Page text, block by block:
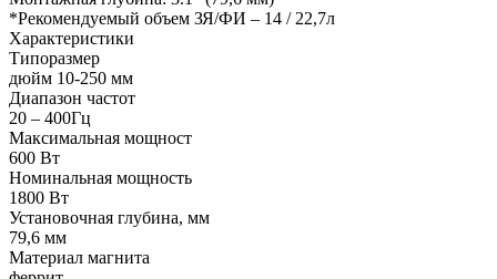
*Рекомендуемый объем ЗЯ/ФИ – 14 / 22,7л
Характеристики
Типоразмер
дюйм 10-250 мм
Диапазон частот
20 – 400Гц
Максимальная мощност
600 Вт
Номинальная мощность
1800 Вт
Установочная глубина, мм
79,6 мм
Материал магнита